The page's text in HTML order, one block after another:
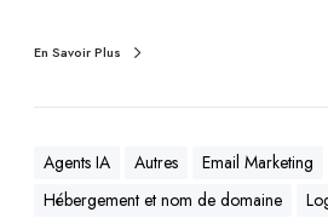
En Savoir Plus
Agents IA Autres
Email Marketing
Hébergement et nom de domaine